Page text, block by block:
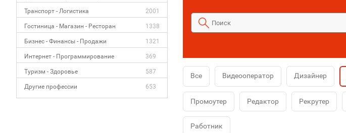
Транспорт - Логистика 2001
Гостиница - Магазин - Ресторан 1338
Бизнес - Финансы - Продажи 1321
Интернет - Программирование 369
Туризм - Здоровье 587
Другие профессии 653
Все Видеооператор Дизайнер
Промоутер Редактор Рекрутер
Работник